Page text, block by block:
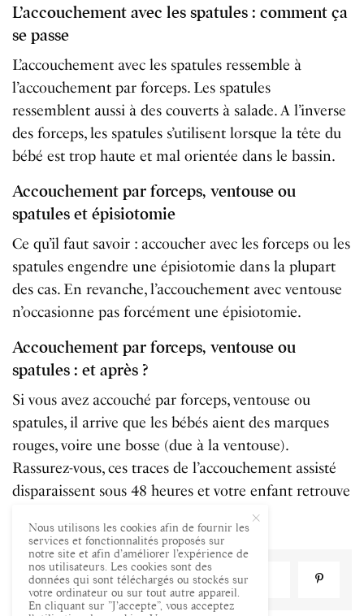
L’accouchement avec les spatules : comment ça
se passe
L’accouchement avec les spatules ressemble à
l’accouchement par forceps. Les spatules
ressemblent aussi à des couverts à salade. A l’inverse
des forceps, les spatules s’utilisent lorsque la tête du
bébé est trop haute et mal orientée dans le bassin.
Accouchement par forceps, ventouse ou
spatules et épisiotomie
Ce qu’il faut savoir : accoucher avec les forceps ou les
spatules engendre une épisiotomie dans la plupart
des cas. En revanche, l’accouchement avec ventouse
n’occasionne pas forcément une épisiotomie.
Accouchement par forceps, ventouse ou
spatules : et après ?
Si vous avez accouché par forceps, ventouse ou
spatules, il arrive que les bébés aient des marques
rouges, voire une bosse (due à la ventouse).
Rassurez-vous, ces traces de l’accouchement assisté
disparaissent sous 48 heures et votre enfant retrouve
PARTAGER TWEET
Nous utilisons les cookies afin de fournir les
services et fonctionnalités proposés sur
notre site et afin d’améliorer l’expérience de
nos utilisateurs. Les cookies sont des
données qui sont téléchargés ou stockés sur
votre ordinateur ou sur tout autre appareil.
En cliquant sur ”J’accepte”, vous acceptez